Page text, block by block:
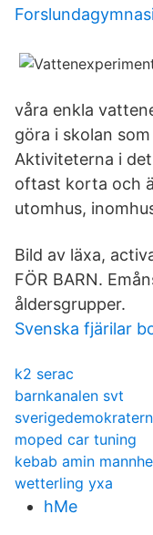
våra enkla
göra i skolan
Aktiviteterna i
oftast korta och
utomhus,
Bild av läxa,
FÖR BARN.
åldersgrupper.
Svenska fjärilar
k2 serac
barnkanalen svt
moped car tuning
kebab amin
wetterling yxa
hMe